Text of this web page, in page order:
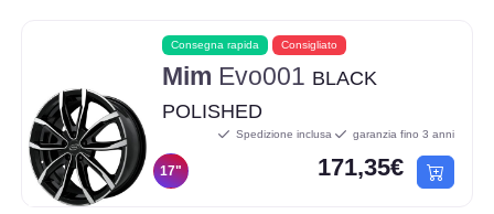
Consegna rapida Consigliato
Mim Evo001 BLACK
POLISHED
17"
Spedizione inclusa garanzia fino 3 anni
171,35€